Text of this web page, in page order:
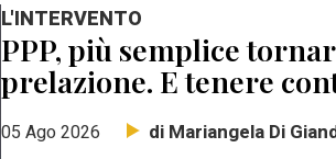
L'INTERVENTO
PPP, più semplice
prelazione. E tenere
05 Ago 2026 di Mariangela Di